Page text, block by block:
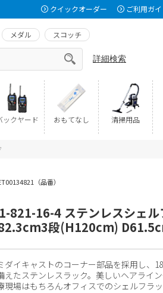
クイックオーダー ご利用ガ
メダル スコッチ
詳細検索
ックヤード おもてなし 清掃用品
（品番）
821-16-4 ステンレスシェル
段(H120cm)
ダイキャストのコーナー部品を採用し、
えたステンレスラック。美しいヘアライ
現場はもちろんオフィスでのシェルフラ